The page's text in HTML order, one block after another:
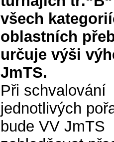
všech
oblastních
určuje výši
JmTS.
Při schvalování
jednotlivých
bude VV JmTS